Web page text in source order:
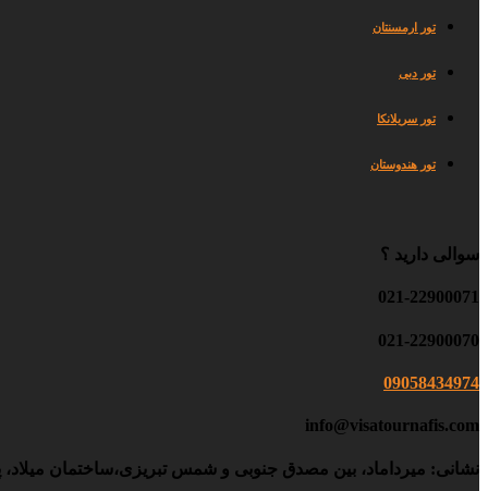
تور ارمسنتان
تور دبی
تور سریلانکا
تور هندوستان
سوالی دارید ؟
021-22900071
021-22900070
09058434974
info@visatournafis.com
نشانی: میرداماد، بین مصدق جنوبی و شمس تبریزی،ساختمان میلاد، پلاک ۲۴۶، طبقه۳،